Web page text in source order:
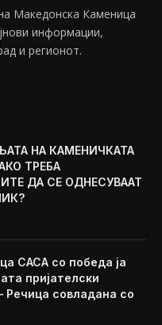
Македонска Каменица
информации,
и регионот.
НА КАМЕНИЧКАТА
ТРЕБА
ДА СЕ ОДНЕСУВААТ
САСА со победа ја
пријателски
Речица совладана со